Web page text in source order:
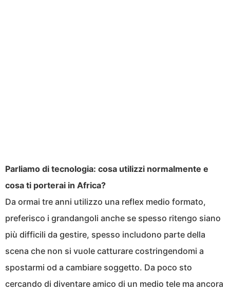
Parliamo di tecnologia: cosa utilizzi normalmente e
cosa ti porterai in Africa?
Da ormai tre anni utilizzo una reflex medio formato,
preferisco i grandangoli anche se spesso ritengo siano
più difficili da gestire, spesso includono parte della
scena che non si vuole catturare costringendomi a
spostarmi od a cambiare soggetto. Da poco sto
cercando di diventare amico di un medio tele ma ancora